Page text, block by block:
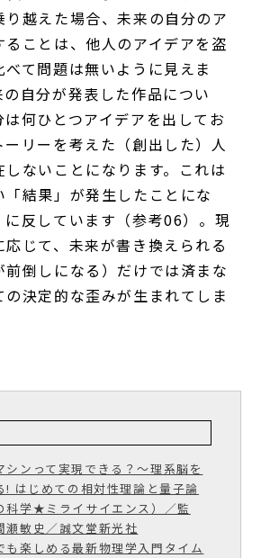
り越えた場合、未来の自分のア
ることは、他人のアイデアを盗
て問題は無いように見えま
自分が発表した作品につい
何ひとつアイデアを出してお
リーを考えた（創出した）人
ないことになります。これは
「結果」が発生したことにな
に反しています（参考06）。現
じて、未来が書き換えられる
前倒しになる）だけでは済まな
の決定的な歪みが生まれてしま
シンって実現できる？〜理系脳を
! はじめての相対性理論と量子論
科学★ミライサイエンス）／監
瀬敏史／誠文堂新光社
も楽しめる最新物理学入門タイム